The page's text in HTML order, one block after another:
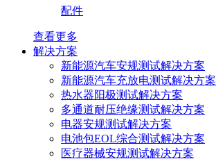
配件
查看更多
解决方案
新能源汽车安规测试解决方案
新能源汽车充放电测试解决方案
热水器阳极测试解决方案
多通道耐压绝缘测试解决方案
电器安规测试解决方案
电池包EOL综合测试解决方案
医疗器械安规测试解决方案